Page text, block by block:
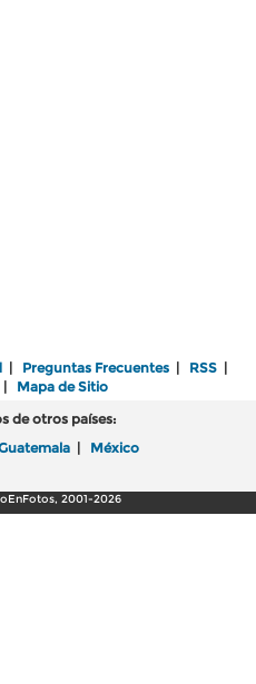
| Preguntas Frecuentes | RSS |
Mapa de Sitio
de otros países:
| México
2001-2026